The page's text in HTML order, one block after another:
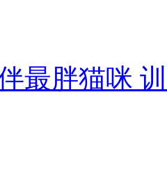
最胖猫咪